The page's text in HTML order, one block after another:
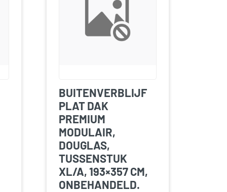
BUITENVERBLIJF
PLAT DAK
PREMIUM
MODULAIR,
DOUGLAS,
TUSSENSTUK
XL/A, 193×357 CM,
ONBEHANDELD.